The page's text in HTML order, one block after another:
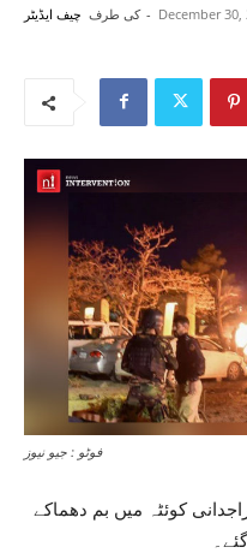
کی طرف چیف ایڈیٹر - December 30,
فوٹو : جیو نیوز
کوئٹہ میں بم دھماکے